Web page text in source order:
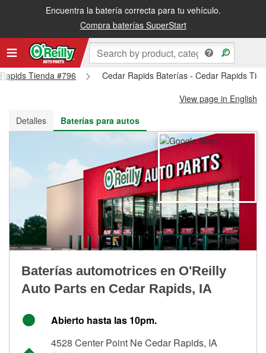
Encuentra la batería correcta para tu vehículo.
Compra baterías SuperStart
Recibe tu orden gratis al día siguiente o recógela en la tienda
Tienda #796
Cedar Rapids Baterías - Cedar Rapids
View page in English
Detalles
Baterías para autos
Baterías automotrices en O'Reilly
Auto Parts en Cedar Rapids, IA
Abierto hasta las 10pm.
4528 Center Point Ne Cedar Rapids, IA